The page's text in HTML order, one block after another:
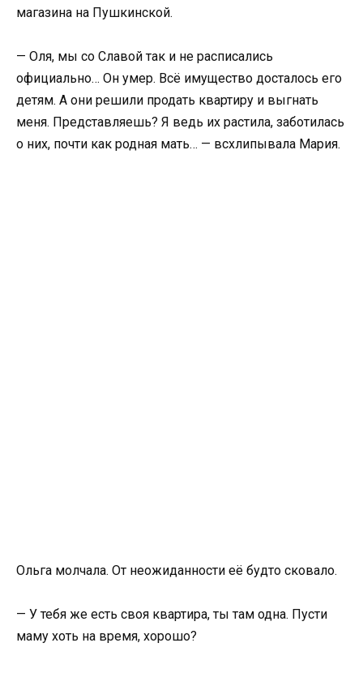
магазина на Пушкинской.
— Оля, мы со Славой так и не расписались
официально… Он умер. Всё имущество досталось его
детям. А они решили продать квартиру и выгнать
меня. Представляешь? Я ведь их растила, заботилась
о них, почти как родная мать… — всхлипывала Мария.
Ольга молчала. От неожиданности её будто сковало.
— У тебя же есть своя квартира, ты там одна. Пусти
маму хоть на время, хорошо?